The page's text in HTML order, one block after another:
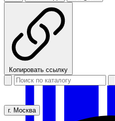
Копировать ссылку